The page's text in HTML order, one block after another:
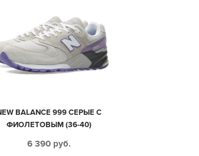
BALANCE 999 СЕРЫЕ С
ФИОЛЕТОВЫМ (36-40)
6 390 руб.